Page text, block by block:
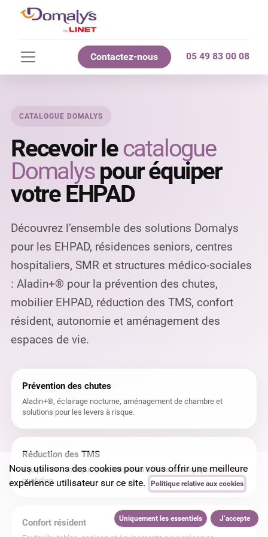
Contactez-nous 05 49 83 00 08
CATALOGUE DOMALYS
Recevoir lecatalogue
Domalyspour équiper
votre EHPAD
Découvrez l’ensemble des solutions Domalys
pour les EHPAD, résidences seniors, centres
hospitaliers, SMR et structures médico-sociales
: Aladin+® pour la prévention des chutes,
mobilier EHPAD, réduction des TMS, confort
résident, autonomie et aménagement des
espaces de vie.
Prévention des chutes
Aladin+®, éclairage nocturne, aménagement de chambre et
solutions pour les levers à risque.
Réduction des TMS
Équipements conçus pour limiter les efforts des équipes au
quotidien.
Confort résident
Nous utilisons des cookies pour vous offrir une meilleure
expérience utilisateur sur ce site.
Politique relative aux cookies
Uniquement les essentiels J’accepte